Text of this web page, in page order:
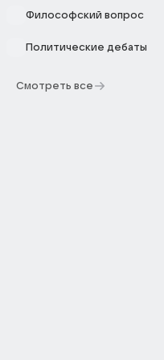
Философский вопрос
Политические дебаты
Смотреть все